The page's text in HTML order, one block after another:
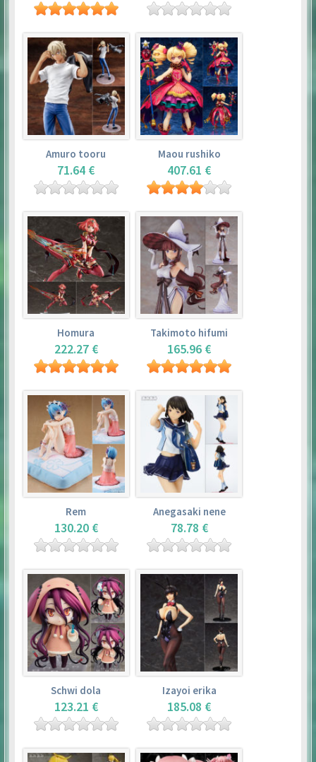
Amuro tooru
71.64 €
Maou rushiko
407.61 €
Homura
222.27 €
Takimoto hifumi
165.96 €
Rem
130.20 €
Anegasaki nene
78.78 €
Schwi dola
123.21 €
Izayoi erika
185.08 €